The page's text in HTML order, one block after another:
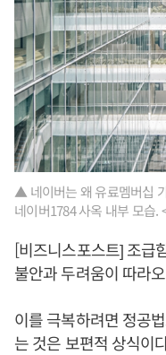
▲ 네이버는 왜 유료멤버십
네이버1784 사옥 내부 모습.
[비즈니스포스트] 조급
불안과 두려움이 따라
이를 극복하려면 정공
는 것은 보편적 상식이